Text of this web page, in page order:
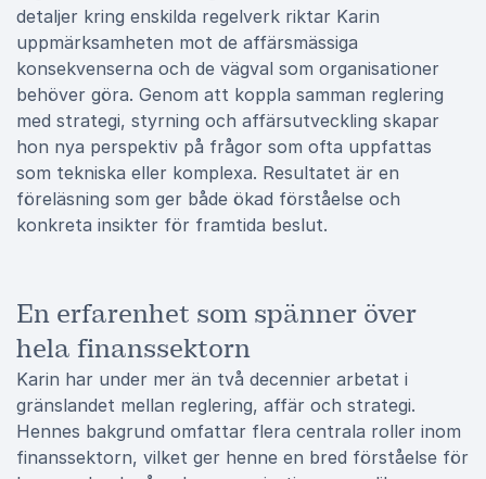
detaljer kring enskilda regelverk riktar Karin
uppmärksamheten mot de affärsmässiga
konsekvenserna och de vägval som organisationer
behöver göra. Genom att koppla samman reglering
med strategi, styrning och affärsutveckling skapar
hon nya perspektiv på frågor som ofta uppfattas
som tekniska eller komplexa. Resultatet är en
föreläsning som ger både ökad förståelse och
konkreta insikter för framtida beslut.
En erfarenhet som spänner över
hela finanssektorn
Karin har under mer än två decennier arbetat i
gränslandet mellan reglering, affär och strategi.
Hennes bakgrund omfattar flera centrala roller inom
finanssektorn, vilket ger henne en bred förståelse för